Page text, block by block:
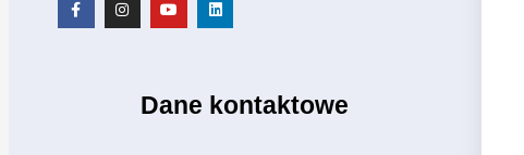
Dane kontaktowe